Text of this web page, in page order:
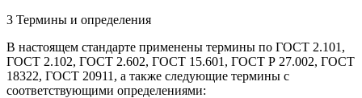
3 Термины и определения
В настоящем стандарте применены термины по ГОСТ 2.101,
ГОСТ 2.102, ГОСТ 2.602, ГОСТ 15.601, ГОСТ Р 27.002, ГОСТ
18322, ГОСТ 20911, а также следующие термины с
соответствующими определениями: